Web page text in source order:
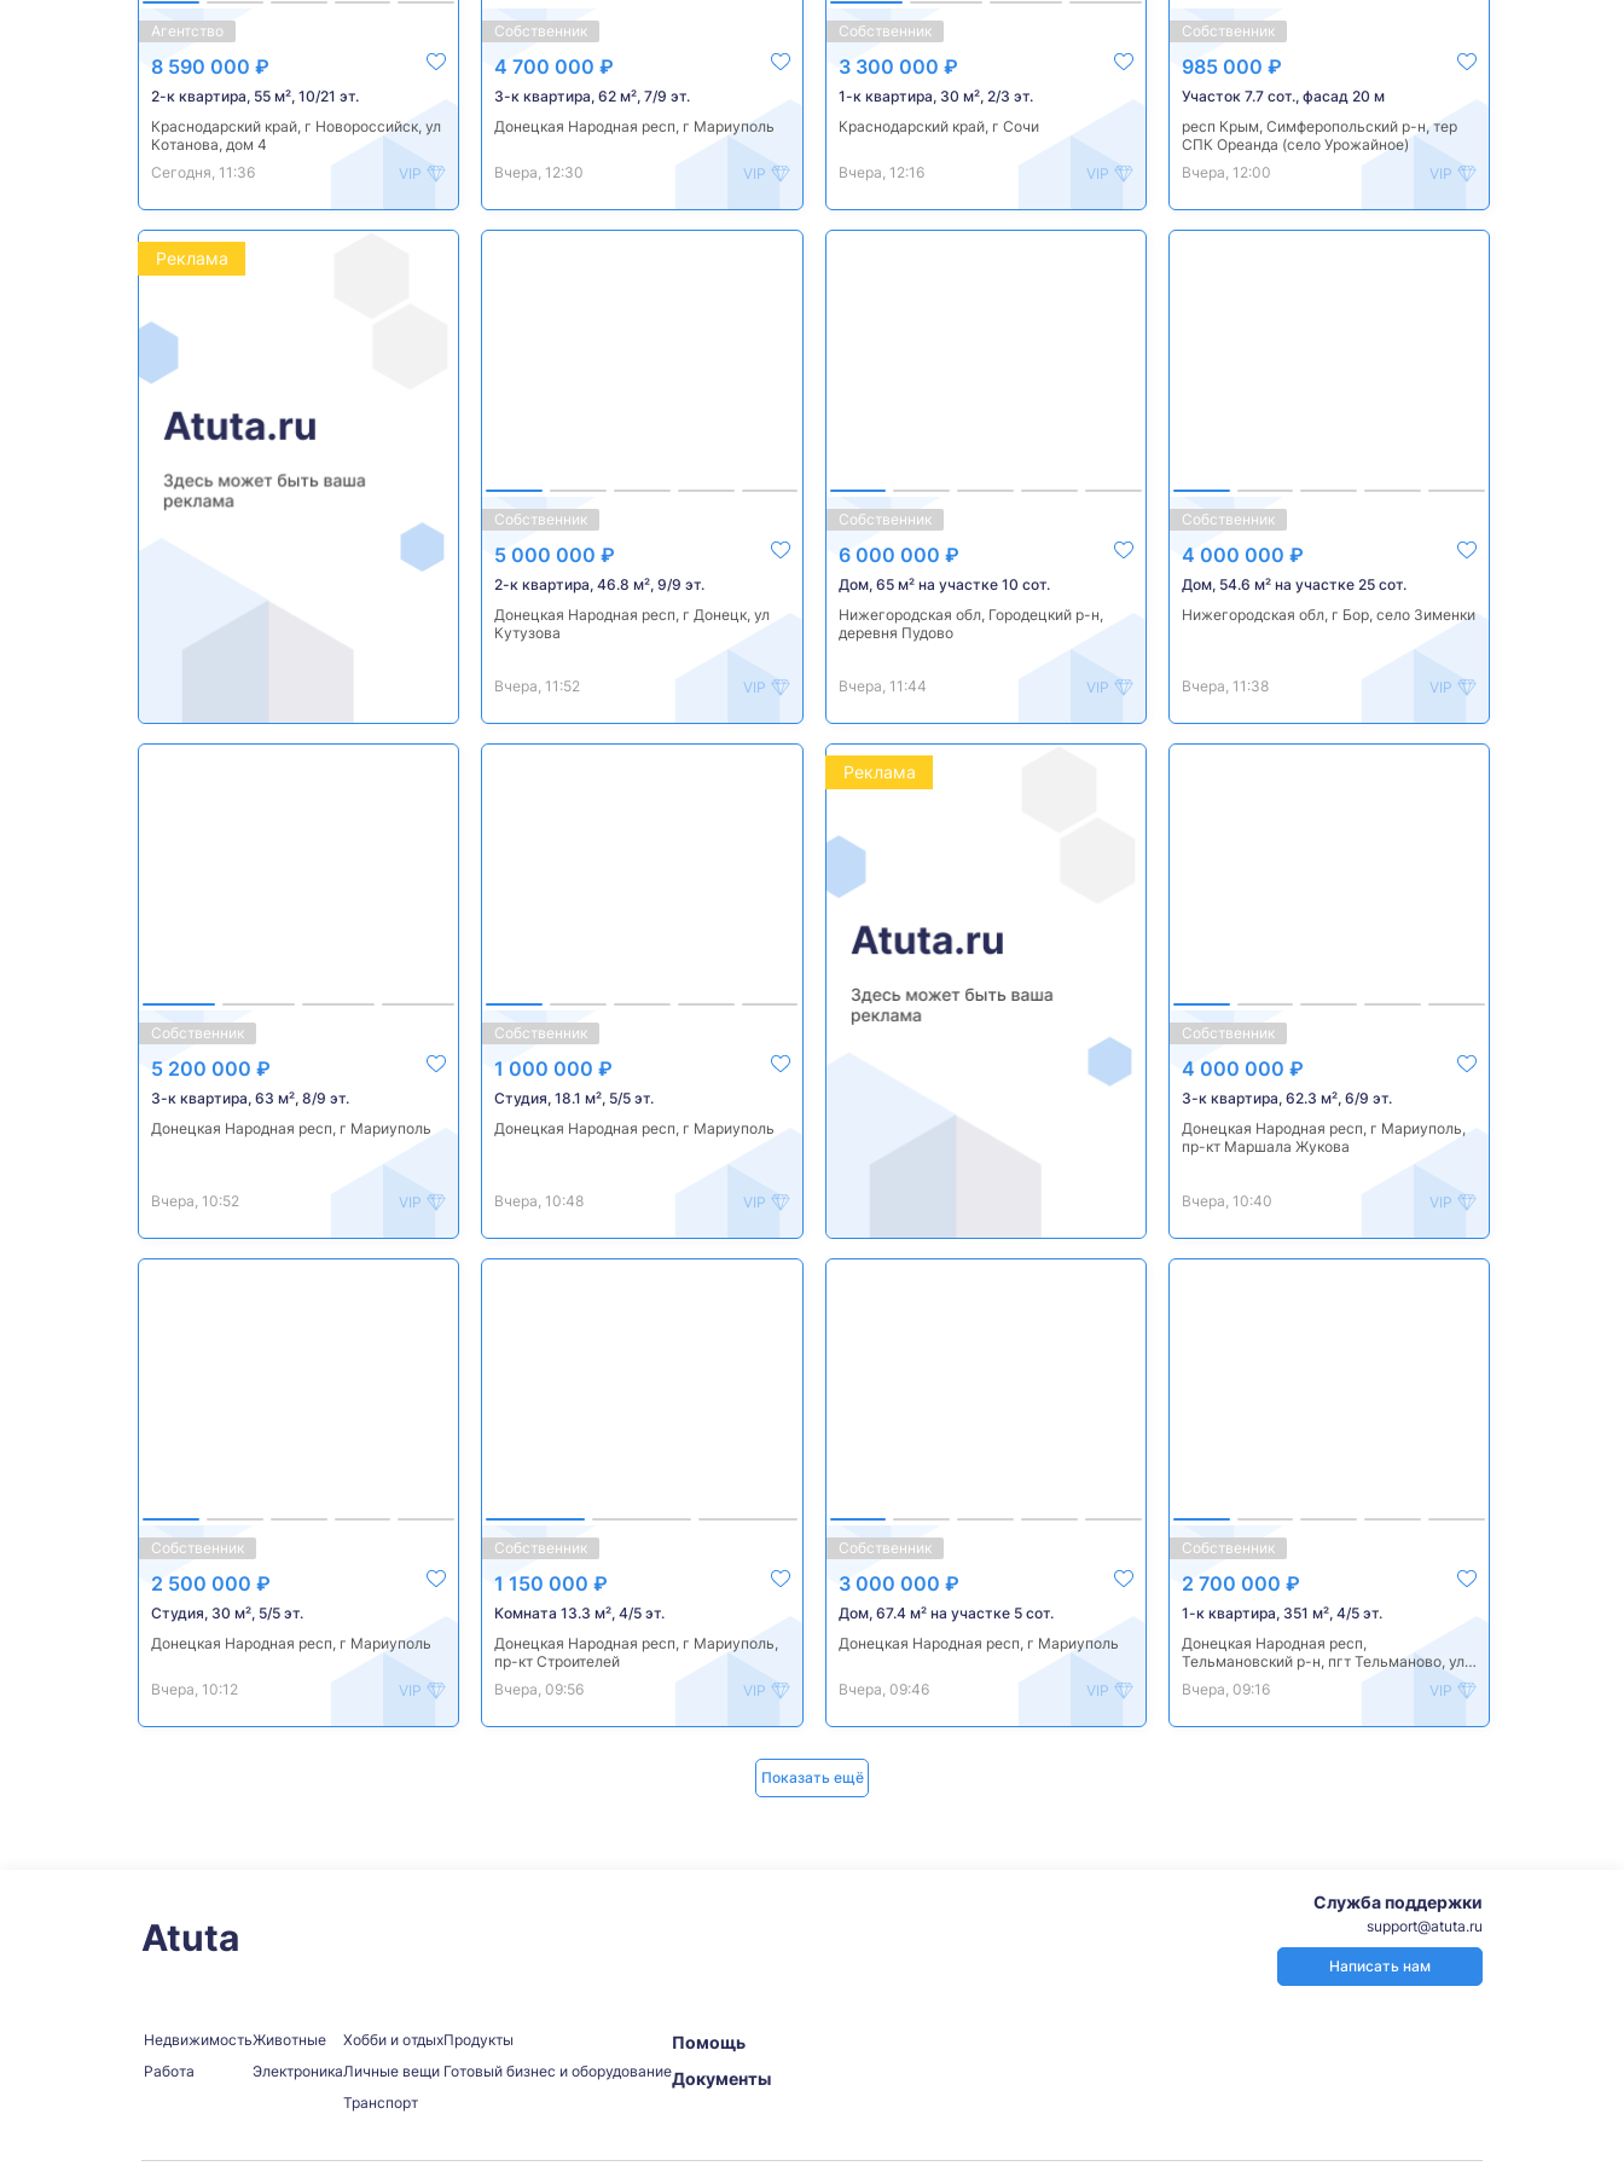
Агентство
8 590 000 ₽
2-к квартира, 55 м², 10/21 эт.
Краснодарский край, г Новороссийск, ул
Котанова, дом 4
Сегодня, 11:36
VIP
Собственник
4 700 000 ₽
3-к квартира, 62 м², 7/9 эт.
Донецкая Народная респ, г Мариуполь
Вчера, 12:30 VIP
Собственник
3 300 000 ₽
1-к квартира, 30 м², 2/3 эт.
Краснодарский край, г Сочи
Вчера, 12:16 VIP
Собственник
985 000 ₽
Участок 7.7 сот., фасад 20 м
респ Крым, Симферопольский р-н, тер
СПК Ореанда (село Урожайное)
Вчера, 12:00
VIP
Реклама
Собственник
5 000 000 ₽
2-к квартира, 46.8 м², 9/9 эт.
Донецкая Народная респ, г Донецк, ул
Кутузова
Вчера, 11:52 VIP
Собственник
6 000 000 ₽
Дом, 65 м² на участке 10 сот.
Нижегородская обл, Городецкий р-н,
деревня Пудово
Вчера, 11:44 VIP
Собственник
4 000 000 ₽
Дом, 54.6 м² на участке 25 сот.
Нижегородская обл, г Бор, село Зименки
Вчера, 11:38 VIP
Собственник
5 200 000 ₽
3-к квартира, 63 м², 8/9 эт.
Донецкая Народная респ, г Мариуполь
Вчера, 10:52 VIP
Собственник
1 000 000 ₽
Студия, 18.1 м², 5/5 эт.
Донецкая Народная респ, г Мариуполь
Вчера, 10:48 VIP
Реклама
Собственник
4 000 000 ₽
3-к квартира, 62.3 м², 6/9 эт.
Донецкая Народная респ, г Мариуполь,
пр-кт Маршала Жукова
Вчера, 10:40 VIP
Собственник
2 500 000 ₽
Студия, 30 м², 5/5 эт.
Донецкая Народная респ, г Мариуполь
Вчера, 10:12 VIP
Собственник
1 150 000 ₽
Комната 13.3 м², 4/5 эт.
Донецкая Народная респ, г Мариуполь,
пр-кт Строителей
Вчера, 09:56
VIP
Собственник
3 000 000 ₽
Дом, 67.4 м² на участке 5 сот.
Донецкая Народная респ, г Мариуполь
Вчера, 09:46 VIP
Собственник
2 700 000 ₽
1-к квартира, 351 м², 4/5 эт.
Донецкая Народная респ,
Тельмановский р-н, пгт Тельманово, ул
Вчера, 09:16 VIP
Показать ещё
Atuta
Служба поддержки
support@atuta.ru
Написать нам
Недвижимость
Работа
Животные
Электроника
Хобби и отдых
Личные вещи
Транспорт
Продукты
Готовый бизнес и оборудование
Помощь
Документы